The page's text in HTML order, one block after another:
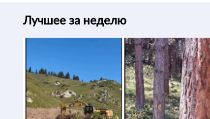
Лучшее за неделю